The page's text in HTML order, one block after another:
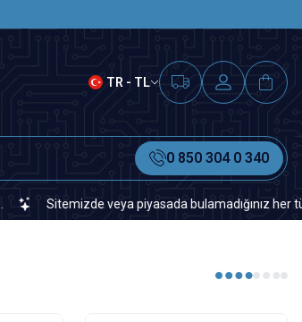
TR - TL
0 850 304 0 340
Sitemizde veya piyasada bulamadığınız her türlü